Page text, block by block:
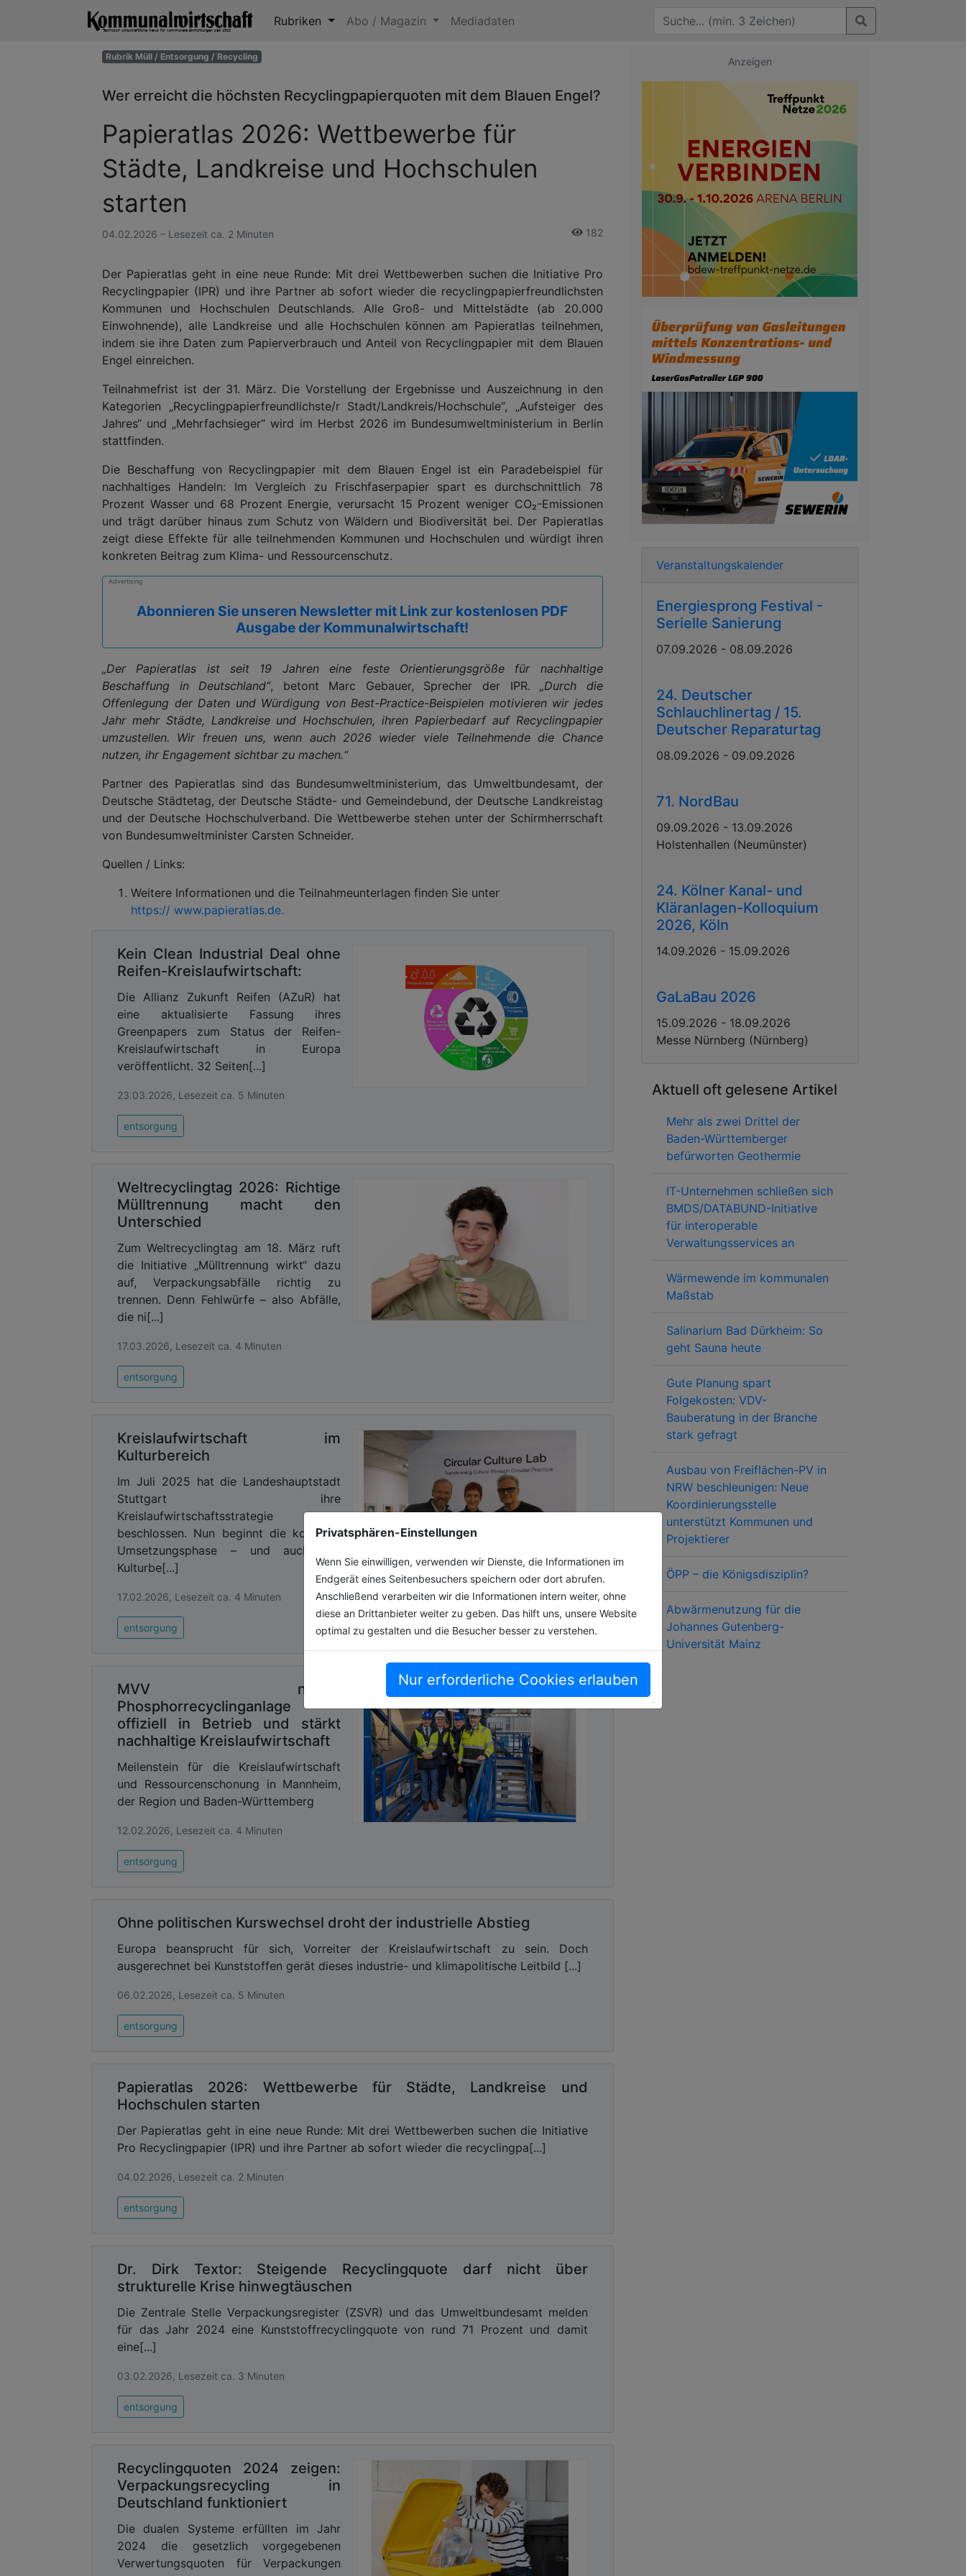
Rubriken Abo / Magazin Mediadaten
Privatsphären-Einstellungen
Wenn Sie einwilligen, verwenden wir Dienste, die Informationen im
Endgerät eines Seitenbesuchers speichern oder dort abrufen.
Anschließend verarbeiten wir die Informationen intern weiter, ohne
diese an Drittanbieter weiter zu geben. Das hilft uns, unsere Website
optimal zu gestalten und die Besucher besser zu verstehen.
Nur erforderliche Cookies erlauben
Rubrik Müll / Entsorgung / Recycling
Wer erreicht die höchsten Recyclingpapierquoten mit dem Blauen Engel?
Papieratlas 2026: Wettbewerbe für
Städte, Landkreise und Hochschulen
starten
04.02.2026 – Lesezeit ca. 2 Minuten 182
Der Papieratlas geht in eine neue Runde: Mit drei Wettbewerben suchen die Initiative Pro
Recyclingpapier (IPR) und ihre Partner ab sofort wieder die recyclingpapierfreundlichsten
Kommunen und Hochschulen Deutschlands. Alle Groß- und Mittelstädte (ab 20.000
Einwohnende), alle Landkreise und alle Hochschulen können am Papieratlas teilnehmen,
indem sie ihre Daten zum Papierverbrauch und Anteil von Recyclingpapier mit dem Blauen
Engel einreichen.
Teilnahmefrist ist der 31. März. Die Vorstellung der Ergebnisse und Auszeichnung in den
Kategorien „Recyclingpapierfreundlichste/r Stadt/Landkreis/Hochschule“, „Aufsteiger des
Jahres“ und „Mehrfachsieger“ wird im Herbst 2026 im Bundesumweltministerium in Berlin
stattfinden.
Die Beschaffung von Recyclingpapier mit dem Blauen Engel ist ein Paradebeispiel für
nachhaltiges Handeln: Im Vergleich zu Frischfaserpapier spart es durchschnittlich 78
Prozent Wasser und 68 Prozent Energie, verursacht 15 Prozent weniger CO₂-Emissionen
und trägt darüber hinaus zum Schutz von Wäldern und Biodiversität bei. Der Papieratlas
zeigt diese Effekte für alle teilnehmenden Kommunen und Hochschulen und würdigt ihren
konkreten Beitrag zum Klima- und Ressourcenschutz.
Advertising
Abonnieren Sie unseren Newsletter mit Link zur kostenlosen PDF
Ausgabe der Kommunalwirtschaft!
„Der Papieratlas ist seit 19 Jahren eine feste Orientierungsgröße für nachhaltige
Beschaffung in Deutschland“, betont Marc Gebauer, Sprecher der IPR. „Durch die
Offenlegung der Daten und Würdigung von Best-Practice-Beispielen motivieren wir jedes
Jahr mehr Städte, Landkreise und Hochschulen, ihren Papierbedarf auf Recyclingpapier
umzustellen. Wir freuen uns, wenn auch 2026 wieder viele Teilnehmende die Chance
nutzen, ihr Engagement sichtbar zu machen.“
Partner des Papieratlas sind das Bundesumweltministerium, das Umweltbundesamt, der
Deutsche Städtetag, der Deutsche Städte- und Gemeindebund, der Deutsche Landkreistag
und der Deutsche Hochschulverband. Die Wettbewerbe stehen unter der Schirmherrschaft
von Bundesumweltminister Carsten Schneider.
Quellen / Links:
Weitere Informationen und die Teilnahmeunterlagen finden Sie unter
https:// www.papieratlas.de.
Kein Clean Industrial Deal ohne
Reifen-Kreislaufwirtschaft:
Die Allianz Zukunft Reifen (AZuR) hat
eine aktualisierte Fassung ihres
Greenpapers zum Status der Reifen-
Kreislaufwirtschaft in Europa
veröffentlicht. 32 Seiten[...]
23.03.2026, Lesezeit ca. 5 Minuten
entsorgung
Weltrecyclingtag 2026: Richtige
Mülltrennung macht den
Unterschied
Zum Weltrecyclingtag am 18. März ruft
die Initiative „Mülltrennung wirkt“ dazu
auf, Verpackungsabfälle richtig zu
trennen. Denn Fehlwürfe – also Abfälle,
die ni[...]
17.03.2026, Lesezeit ca. 4 Minuten
entsorgung
Kreislaufwirtschaft im
Kulturbereich
Im Juli 2025 hat die Landeshauptstadt
Stuttgart ihre
Kreislaufwirtschaftsstrategie
beschlossen. Nun beginnt die konkrete
Umsetzungsphase – und auch der
Kulturbe[...]
17.02.2026, Lesezeit ca. 4 Minuten
entsorgung
MVV nimmt
Phosphorrecyclinganlage
offiziell in Betrieb und stärkt
nachhaltige Kreislaufwirtschaft
Meilenstein für die Kreislaufwirtschaft
und Ressourcenschonung in Mannheim,
der Region und Baden-Württemberg
12.02.2026, Lesezeit ca. 4 Minuten
entsorgung
Ohne politischen Kurswechsel droht der industrielle Abstieg
Europa beansprucht für sich, Vorreiter der Kreislaufwirtschaft zu sein. Doch
ausgerechnet bei Kunststoffen gerät dieses industrie- und klimapolitische Leitbild [...]
06.02.2026, Lesezeit ca. 5 Minuten
entsorgung
Papieratlas 2026: Wettbewerbe für Städte, Landkreise und
Hochschulen starten
Der Papieratlas geht in eine neue Runde: Mit drei Wettbewerben suchen die Initiative
Pro Recyclingpapier (IPR) und ihre Partner ab sofort wieder die recyclingpa[...]
04.02.2026, Lesezeit ca. 2 Minuten
entsorgung
Dr. Dirk Textor: Steigende Recyclingquote darf nicht über
strukturelle Krise hinwegtäuschen
Die Zentrale Stelle Verpackungsregister (ZSVR) und das Umweltbundesamt melden
für das Jahr 2024 eine Kunststoffrecyclingquote von rund 71 Prozent und damit
eine[...]
03.02.2026, Lesezeit ca. 3 Minuten
entsorgung
Recyclingquoten 2024 zeigen:
Verpackungsrecycling in
Deutschland funktioniert
Die dualen Systeme erfüllten im Jahr
2024 die gesetzlich vorgegebenen
Verwertungsquoten für Verpackungen
Anzeigen
Veranstaltungskalender
Energiesprong Festival -
Serielle Sanierung
07.09.2026 - 08.09.2026
24. Deutscher
Schlauchlinertag / 15.
Deutscher Reparaturtag
08.09.2026 - 09.09.2026
71. NordBau
09.09.2026 - 13.09.2026
Holstenhallen (Neumünster)
24. Kölner Kanal- und
Kläranlagen-Kolloquium
2026, Köln
14.09.2026 - 15.09.2026
GaLaBau 2026
15.09.2026 - 18.09.2026
Messe Nürnberg (Nürnberg)
Aktuell oft gelesene Artikel
Mehr als zwei Drittel der
Baden-Württemberger
befürworten Geothermie
IT-Unternehmen schließen sich
BMDS/DATABUND-Initiative
für interoperable
Verwaltungsservices an
Wärmewende im kommunalen
Maßstab
Salinarium Bad Dürkheim: So
geht Sauna heute
Gute Planung spart
Folgekosten: VDV-
Bauberatung in der Branche
stark gefragt
Ausbau von Freiflächen-PV in
NRW beschleunigen: Neue
Koordinierungsstelle
unterstützt Kommunen und
Projektierer
ÖPP – die Königsdisziplin?
Abwärmenutzung für die
Johannes Gutenberg-
Universität Mainz